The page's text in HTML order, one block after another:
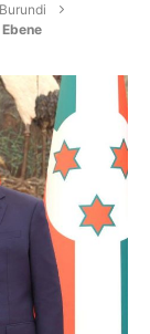
Burundi